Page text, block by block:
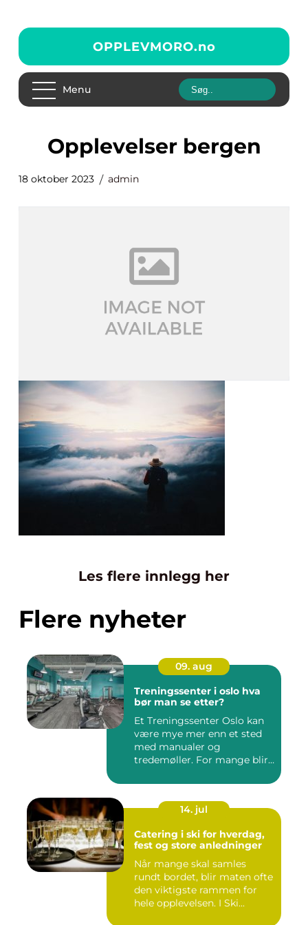
OPPLEVMORO.no
Menu
opplevelser bergen
18 oktober 2023 admin
Les flere innlegg her
Flere nyheter
09. aug
Treningssenter i oslo hva
bør man se etter?
Et Treningssenter Oslo kan
være mye mer enn et sted
med manualer og
tredemøller. For mange blir
14. jul
Catering i ski for hverdag,
fest og store anledninger
Når mange skal samles
rundt bordet, blir maten ofte
den viktigste rammen for
hele opplevelsen. I Ski...